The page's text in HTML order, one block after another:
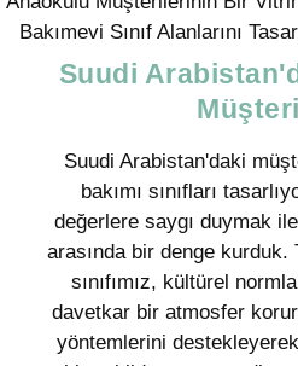
Suudi
Suudi Arabistan'daki
bakımı sınıfları
değerlere saygı duymak
arasında bir denge kurduk.
sınıfımız, kültürel
davetkar bir atmosfer
yöntemlerini